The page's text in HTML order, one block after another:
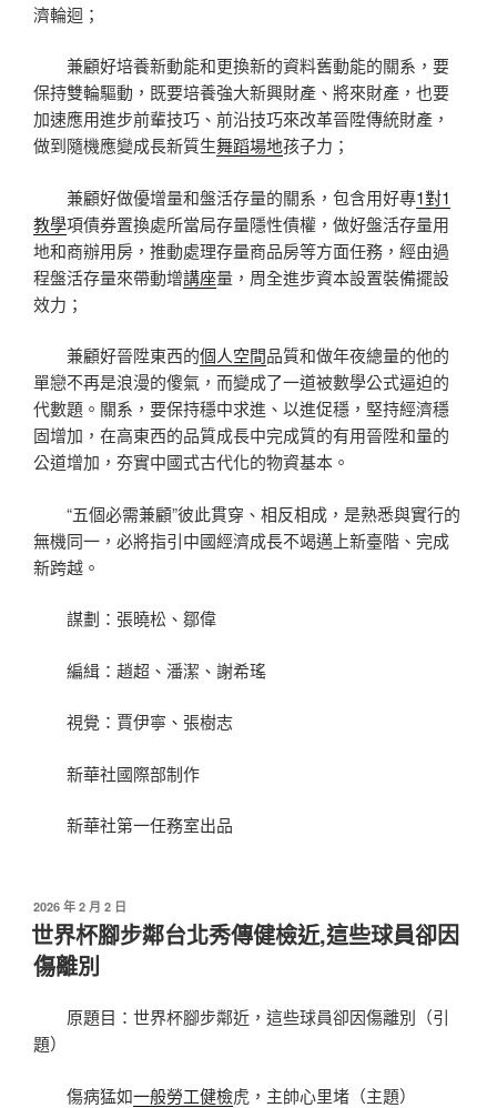
濟輪迴；
兼顧好培養新動能和更換新的資料舊動能的關系，要
保持雙輪驅動，既要培養強大新興財產、將來財產，也要
加速應用進步前輩技巧、前沿技巧來改革晉陞傳統財產，
做到隨機應變成長新質生舞蹈場地孩子力；
兼顧好做優增量和盤活存量的關系，包含用好專1對1
教學項債券置換處所當局存量隱性債權，做好盤活存量用
地和商辦用房，推動處理存量商品房等方面任務，經由過
程盤活存量來帶動增講座量，周全進步資本設置裝備擺設
效力；
兼顧好晉陞東西的個人空間品質和做年夜總量的他的
單戀不再是浪漫的傻氣，而變成了一道被數學公式逼迫的
代數題。關系，要保持穩中求進、以進促穩，堅持經濟穩
固增加，在高東西的品質成長中完成質的有用晉陞和量的
公道增加，夯實中國式古代化的物資基本。
“五個必需兼顧”彼此貫穿、相反相成，是熟悉與實行的
無機同一，必將指引中國經濟成長不竭邁上新臺階、完成
新跨越。
謀劃：張曉松、鄒偉
編緝：趙超、潘潔、謝希瑤
視覺：賈伊寧、張樹志
新華社國際部制作
新華社第一任務室出品
發
佈
於
2026 年 2 月 2 日
世界杯腳步鄰台北秀傳健檢近,這些球員卻因
傷離別
原題目：世界杯腳步鄰近，這些球員卻因傷離別（引
題）
傷病猛如一般勞工健檢虎，主帥心里堵（主題）